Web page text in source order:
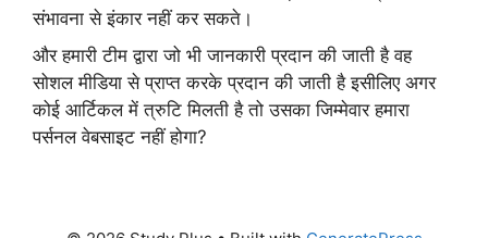
संभावना से इंकार नहीं कर सकते।
और हमारी टीम द्वारा जो भी जानकारी प्रदान की जाती है वह
सोशल मीडिया से प्राप्त करके प्रदान की जाती है इसीलिए अगर
कोई आर्टिकल में त्रुटि मिलती है तो उसका जिम्मेवार हमारा
पर्सनल वेबसाइट नहीं होगा?